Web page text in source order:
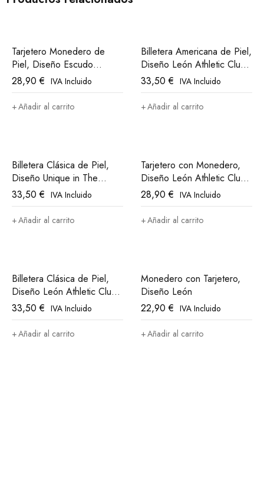
Tarjetero Monedero de
Piel, Diseño Escudo
Athletic Club Bilbao
28,90€ IVA Incluido
Añadir al carrito
Billetera Americana de Piel,
Diseño León Athletic Club
Bilbao
33,50€ IVA Incluido
Añadir al carrito
Billetera Clásica de Piel,
Diseño Unique in The
World, Athletic Club Bilbao
33,50€ IVA Incluido
Añadir al carrito
Tarjetero con Monedero,
Diseño León Athletic Club
Bilbao
28,90€ IVA Incluido
Añadir al carrito
Billetera Clásica de Piel,
Diseño León Athletic Club
Bilbao
33,50€ IVA Incluido
Añadir al carrito
Monedero con Tarjetero,
Diseño León
22,90€ IVA Incluido
Añadir al carrito